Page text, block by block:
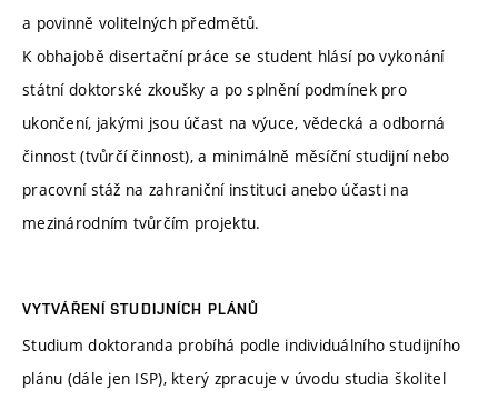
a povinně volitelných předmětů.
K obhajobě disertační práce se student hlásí po vykonání
státní doktorské zkoušky a po splnění podmínek pro
ukončení, jakými jsou účast na výuce, vědecká a odborná
činnost (tvůrčí činnost), a minimálně měsíční studijní nebo
pracovní stáž na zahraniční instituci anebo účasti na
mezinárodním tvůrčím projektu.
VYTVÁŘENÍ STUDIJNÍCH PLÁNŮ
Studium doktoranda probíhá podle individuálního studijního
plánu (dále jen ISP), který zpracuje v úvodu studia školitel